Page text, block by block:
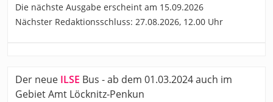
Die nächste Ausgabe erscheint am 15.09.2026
Nächster Redaktionsschluss: 27.08.2026, 12.00 Uhr
Der neue ILSE Bus - ab dem 01.03.2024 auch im
Gebiet Amt Löcknitz-Penkun